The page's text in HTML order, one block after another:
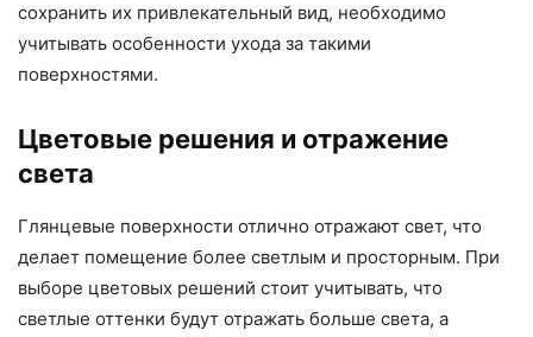
сохранить их привлекательный вид, необходимо
учитывать особенности ухода за такими
поверхностями.
Цветовые решения и отражение
света
Глянцевые поверхности отлично отражают свет, что
делает помещение более светлым и просторным. При
выборе цветовых решений стоит учитывать, что
светлые оттенки будут отражать больше света, а